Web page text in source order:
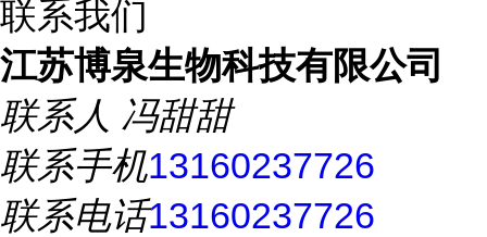
联系我们
江苏博泉生物科技有限公司
联系人 冯甜甜
联系手机13160237726
联系电话13160237726